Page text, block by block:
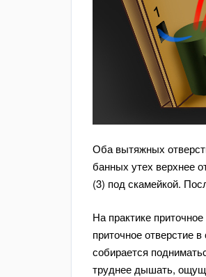
Оба вытяжных
банных утех верхнее
(3) под скамейкой.
На практике
приточное отверстие
собирается
труднее дышать,